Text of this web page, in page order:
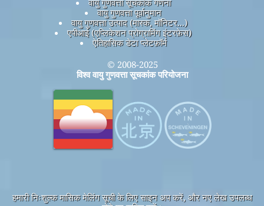
वायु गुणवत्ता पूर्वानुमान
वायु गुणवत्ता उत्पाद (मास्क, मॉनिटर...)
एपीआई (एप्लिकेशन प्रोग्रामिंग इंटरफ़ेस)
ऐतिहासिक डेटा प्लेटफ़ॉर्म
© 2008-2025
विश्व वायु गुणवत्ता सूचकांक परियोजना
हमारी निःशुल्क मासिक मेलिंग सूची के लिए साइन अप करें, और नए लेख उपलब्ध